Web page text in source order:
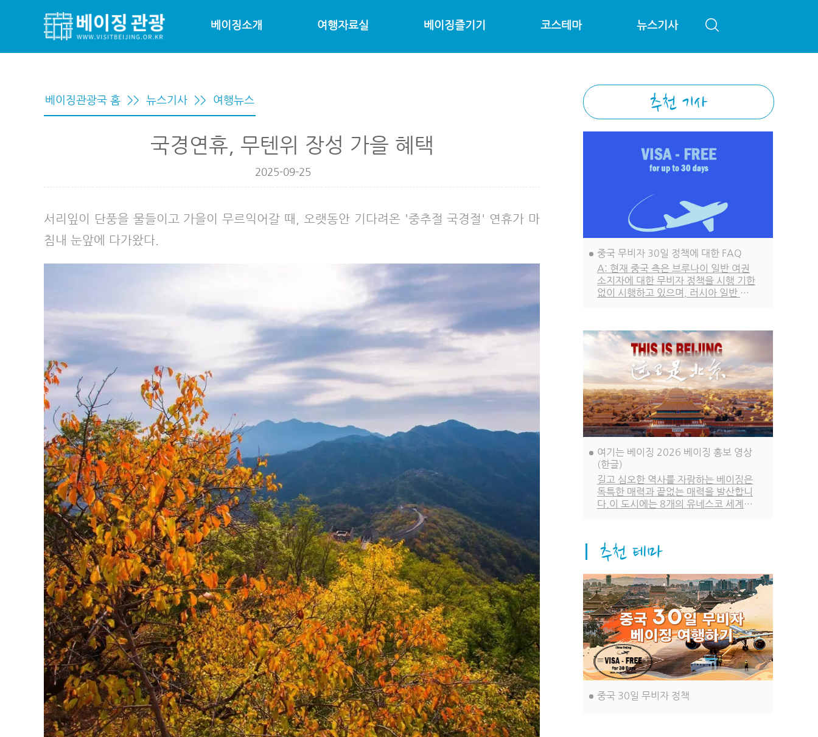
베이징소개 여행자료실 베이징즐기기 코스테마 뉴스기사
베이징관광국 홈 >> 뉴스기사 >> 여행뉴스
국경연휴, 무텐위 장성 가을 혜택
2025-09-25
서리잎이 단풍을 물들이고 가을이 무르익어갈 때, 오랫동안 기다려온 '중추절 국경절' 연휴가 마
침내 눈앞에 다가왔다.
중국 무비자 30일 정책에 대한 FAQ
A: 현재 중국 측은 브루나이 일반 여권
소지자에 대한 무비자 정책을 시행 기한
없이 시행하고 있으며, 러시아 일반 여
지 48개국 일반 여권 소지자에 대한 무
비자 정책은 2026년 12월 31일까지
시행됩니다.
여기는 베이징 2026 베이징 홍보 영상
(한글)
길고 심오한 역사를 자랑하는 베이징은
독특한 매력과 끝없는 매력을 발산합니
다.이 도시에는 8개의 유네스코 세계문
빛나는 도시 문명이 계승되고 이어져 왔
습니다. 이러한 측면들이 이 도시, 바로
베이징을 더욱 아름답고 독특하게 만들
어 줍니다.
중국 30일 무비자 정책